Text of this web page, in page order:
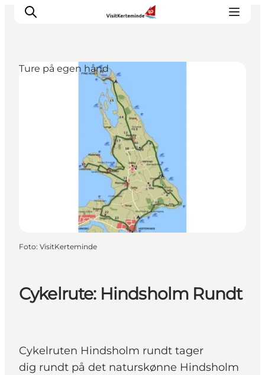
Planlæg din ferie
Sommerbus
Cykelrute: Hindsholm Rundt
Cykelruten Hindsholm rundt tager
dig rundt på det naturskønne Hindsholm
Ture på egen hånd
Foto: VisitKerteminde